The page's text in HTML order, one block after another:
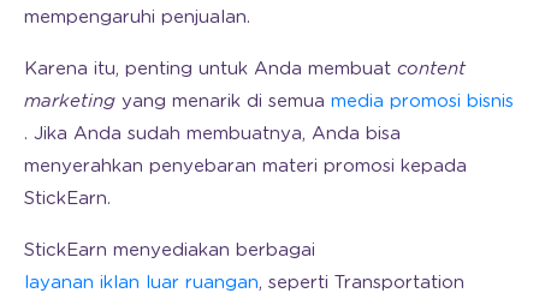
mempengaruhi penjualan.
Karena itu, penting untuk Anda membuat content
marketing yang menarik di semua media promosi bisnis
. Jika Anda sudah membuatnya, Anda bisa
menyerahkan penyebaran materi promosi kepada
StickEarn.
StickEarn menyediakan berbagai
layanan iklan luar ruangan, seperti Transportation